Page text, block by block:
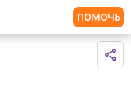
ПОМОЧЬ